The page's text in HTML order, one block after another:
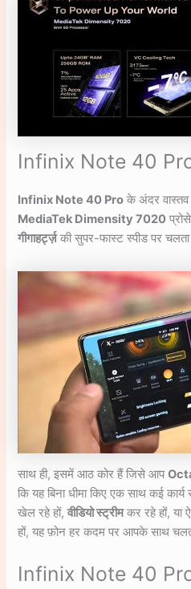
Infinix Note 40
Infinix Note 40 Pro के अंदर
MediaTek Dimensity 7020
गीगाहर्ट्ज़की सुपर-फास्ट स्पीड पर
साथ ही, इसमें आठ कोर हैं जिसे आप
कि यह बिना धीमा किए एक साथ कई
खेल रहे हों,वीडियो स्ट्रीमकर रहे हों, या
हों, यह फ़ोन हर कदम पर आपके साथ
Infinix Note 40